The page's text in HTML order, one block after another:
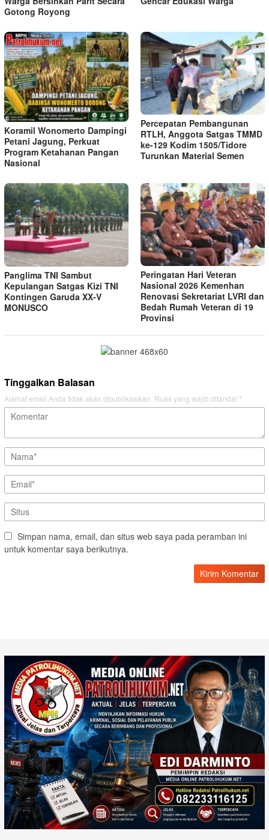
Gotong Royong
Koramil Wonomerto Dampingi
Petani Jagung, Perkuat
Program Ketahanan Pangan
Nasional
Percepatan Pembangunan
RTLH, Anggota Satgas TMMD
ke-129 Kodim 1505/Tidore
Turunkan Material Semen
Panglima TNI Sambut
Kepulangan Satgas Kizi TNI
Kontingen Garuda XX-V
MONUSCO
Peringatan Hari Veteran
Nasional 2026 Kemenhan
Renovasi Sekretariat LVRI dan
Bedah Rumah Veteran di 19
Provinsi
Tinggalkan Balasan
Alamat email Anda tidak akan dipublikasikan. Ruas yang wajib ditandai *
Simpan nama, email, dan situs web saya pada peramban ini
untuk komentar saya berikutnya.